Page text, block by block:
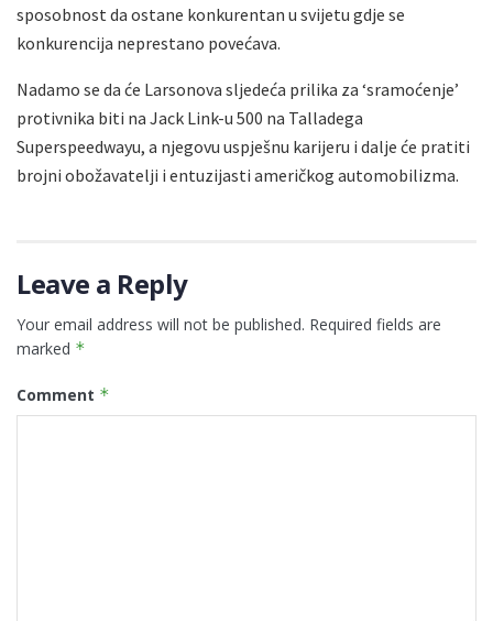
sposobnost da ostane konkurentan u svijetu gdje se
konkurencija neprestano povećava.
Nadamo se da će Larsonova sljedeća prilika za ‘sramoćenje’
protivnika biti na Jack Link-u 500 na Talladega
Superspeedwayu, a njegovu uspješnu karijeru i dalje će pratiti
brojni obožavatelji i entuzijasti američkog automobilizma.
Leave a Reply
Your email address will not be published. Required fields are
marked *
Comment *